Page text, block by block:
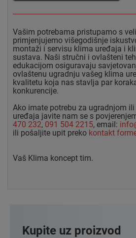
Vašim potrebama pristupamo s
primjenjujemo višegodišnje
montaži i servisu klima uređaja i
sustava. Naši stručni i ovlašteni
edukacijom osiguravaju
ovlaštenu ugradnju vašeg klima
kvalitetu koja nas stavlja par
konkurencije.
Ako imate potrebu za ugradnjom
uređaja javite nam se s
470 232, 091 504 2215, email:
ili pošaljite upit preko kontakt
Vaš Klima koncept tim.
Kupite uz proizvod